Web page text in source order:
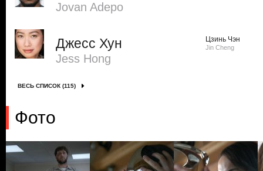
Jovan Adepo
Джесс Хун
Jess Hong
Цзинь Чэн
Jin Cheng
ВЕСЬ СПИСОК (115)
Фото